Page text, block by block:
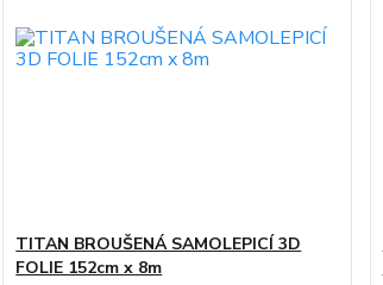
TITAN BROUŠENÁ SAMOLEPICÍ 3D
FOLIE 152cm x 8m